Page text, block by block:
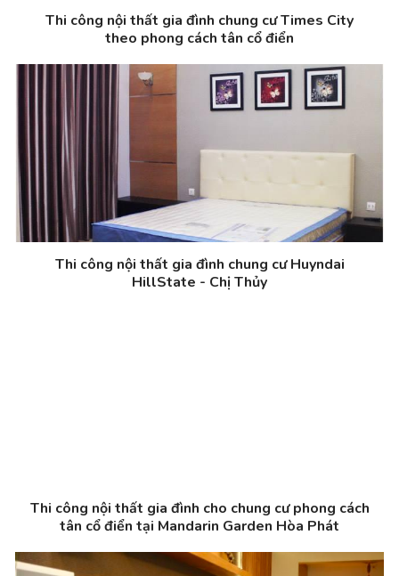
Thi công nội thất gia đình chung cư Times City
theo phong cách tân cổ điển
Thi công nội thất gia đình chung cư Huyndai
HillState - Chị Thủy
Thi công nội thất gia đình cho chung cư phong cách
tân cổ điển tại Mandarin Garden Hòa Phát